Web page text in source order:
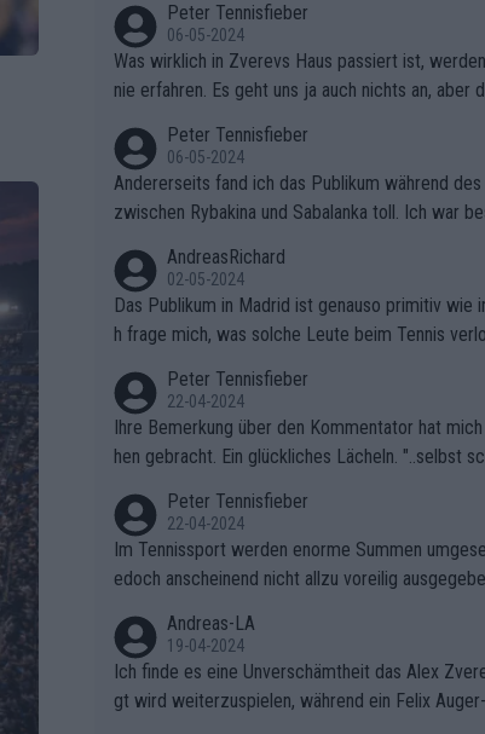
Peter Tennisfieber
06-05-2024
Was wirklich in Zverevs Haus passiert ist,
nie erfahren. Es geht uns ja auch nichts an, aber
Peter Tennisfieber
06-05-2024
Andererseits fand ich das Publikum während
zwischen Rybakina und Sabalanka toll. Ich war
AndreasRichard
02-05-2024
Das Publikum in Madrid ist genauso primitiv wie
h frage mich, was solche Leute beim Tennis
er aufgehoben.
Peter Tennisfieber
22-04-2024
Ihre Bemerkung über den Kommentator hat
hen gebracht. Ein glückliches Lächeln. "..selbst
Peter Tennisfieber
22-04-2024
Im Tennissport werden enorme Summen
edoch anscheinend nicht allzu voreilig
Andreas-LA
19-04-2024
Ich finde es eine Unverschämtheit das Alex
gt wird weiterzuspielen, während ein Felix